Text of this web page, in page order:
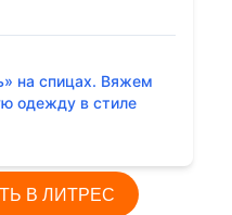
на спицах. Вяжем
одежду в стиле
В ЛИТРЕС